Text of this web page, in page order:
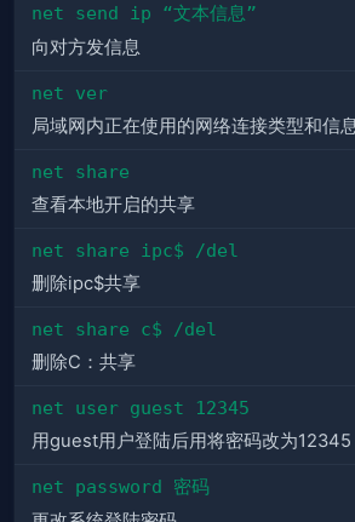
net send ip “文本信息”
向对方发信息
net ver
局域网内正在使用的网络连接类型和信
net share
查看本地开启的共享
net share ipc$ /del
删除ipc$共享
net share c$ /del
删除C：共享
net user guest 12345
用guest用户登陆后用将密码改为12345
net password 密码